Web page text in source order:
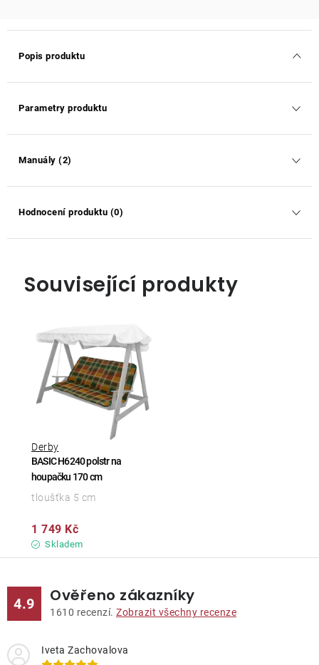
Popis produktu
Parametry produktu
Manuály (2)
Hodnocení produktu (0)
Související produkty
BASIC H6240 polstr na
houpačku 170 cm
Derby
Skladem
1 749 Kč
tloušťka 5 cm
4.9 Ověřeno zákazníky
1610 recenzí. Zobrazit všechny recenze
Iveta Zachovalova